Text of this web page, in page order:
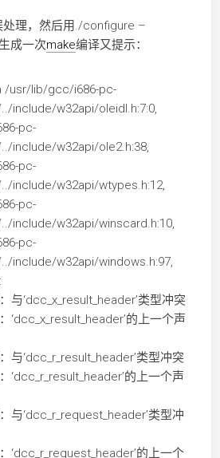
处理，然后用./configure –
成一次make编译又提示：
/usr/lib/gcc/i686-pc-
include/w32api/oleidl.h:7:0,
pc-
include/w32api/ole2.h:38,
pc-
include/w32api/wtypes.h:12,
pc-
include/w32api/winscard.h:10,
pc-
include/w32api/windows.h:97,
与‘dcc_x_result_header’类型冲突
‘dcc_x_result_header’的上一个声
与‘dcc_r_result_header’类型冲突
‘dcc_r_result_header’的上一个声
与‘dcc_r_request_header’类型冲
‘dcc_r_request_header’的上一个